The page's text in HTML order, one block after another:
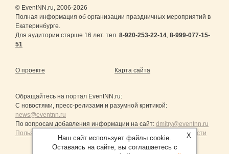
© EventNN.ru, 2006-2026
Полная информация об организации праздничных мероприятий в
Екатеринбурге.
Для аудитории старше 16 лет. тел. 8-920-253-22-14, 8-999-077-15-
51
О проекте Карта сайта
Обращайтесь на портал EventNN.ru:
С новостями, пресс-релизами и разумной критикой:
news@eventnn.ru
По вопросам добавления информации на сайт: dmitry@eventnn.ru
Пользовательское Соглашение и политика конфиденциальности
X
Наш сайт использует файлы cookie.
Оставаясь на сайте, вы соглашаетесь с